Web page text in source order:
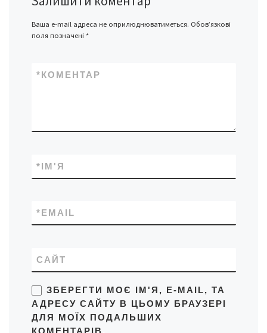
Ваша e-mail адреса не оприлюднюватиметься. Обов’язкові
поля позначені *
КОМЕНТАР
*
ІМ'Я
*
EMAIL
*
САЙТ
ЗБЕРЕГТИ МОЄ ІМ'Я, E-MAIL, ТА
АДРЕСУ САЙТУ В ЦЬОМУ БРАУЗЕРІ
ДЛЯ МОЇХ ПОДАЛЬШИХ